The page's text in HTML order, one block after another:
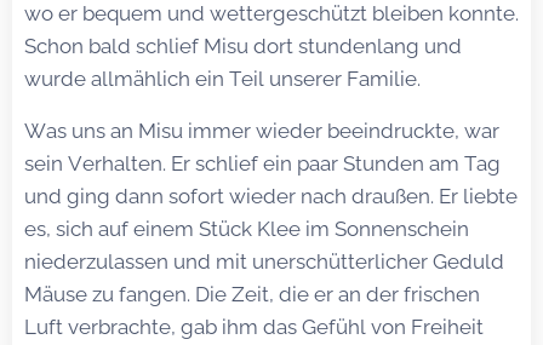
wo er bequem und wettergeschützt bleiben konnte.
Schon bald schlief Misu dort stundenlang und
wurde allmählich ein Teil unserer Familie.
Was uns an Misu immer wieder beeindruckte, war
sein Verhalten. Er schlief ein paar Stunden am Tag
und ging dann sofort wieder nach draußen. Er liebte
es, sich auf einem Stück Klee im Sonnenschein
niederzulassen und mit unerschütterlicher Geduld
Mäuse zu fangen. Die Zeit, die er an der frischen
Luft verbrachte, gab ihm das Gefühl von Freiheit